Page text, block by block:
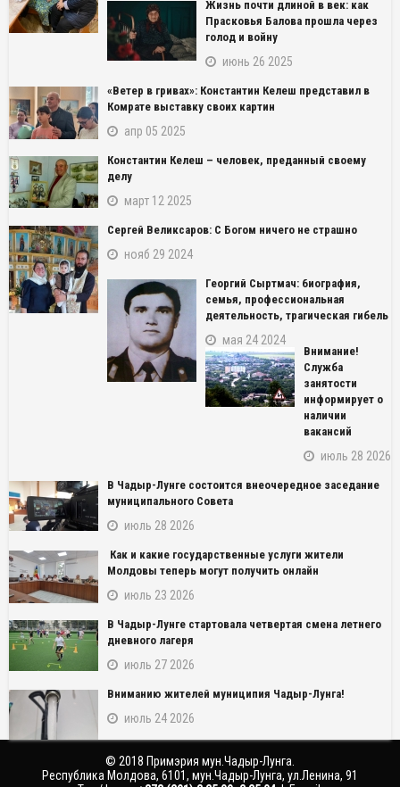
Жизнь почти длиной в век: как
Прасковья Балова прошла через
голод и войну
июнь 26 2025
«Ветер в гривах»: Константин Келеш представил в
Комрате выставку своих картин
апр 05 2025
Константин Келеш – человек, преданный своему
делу
март 12 2025
Сергей Великсаров: С Богом ничего не страшно
нояб 29 2024
Георгий Сыртмач: биография,
семья, профессиональная
деятельность, трагическая гибель
мая 24 2024
Внимание!
Служба
занятости
информирует о
наличии
вакансий
июль 28 2026
В Чадыр-Лунге состоится внеочередное заседание
муниципального Совета
июль 28 2026
Как и какие государственные услуги жители
Молдовы теперь могут получить онлайн
июль 23 2026
В Чадыр-Лунге стартовала четвертая смена летнего
дневного лагеря
июль 27 2026
Вниманию жителей муниципия Чадыр-Лунга!
июль 24 2026
© 2018 Примэрия мун.Чадыр-Лунга.
Республика Молдова, 6101, мун.Чадыр-Лунга, ул.Ленина, 91
NAME_SOCIAL_PINTEREST